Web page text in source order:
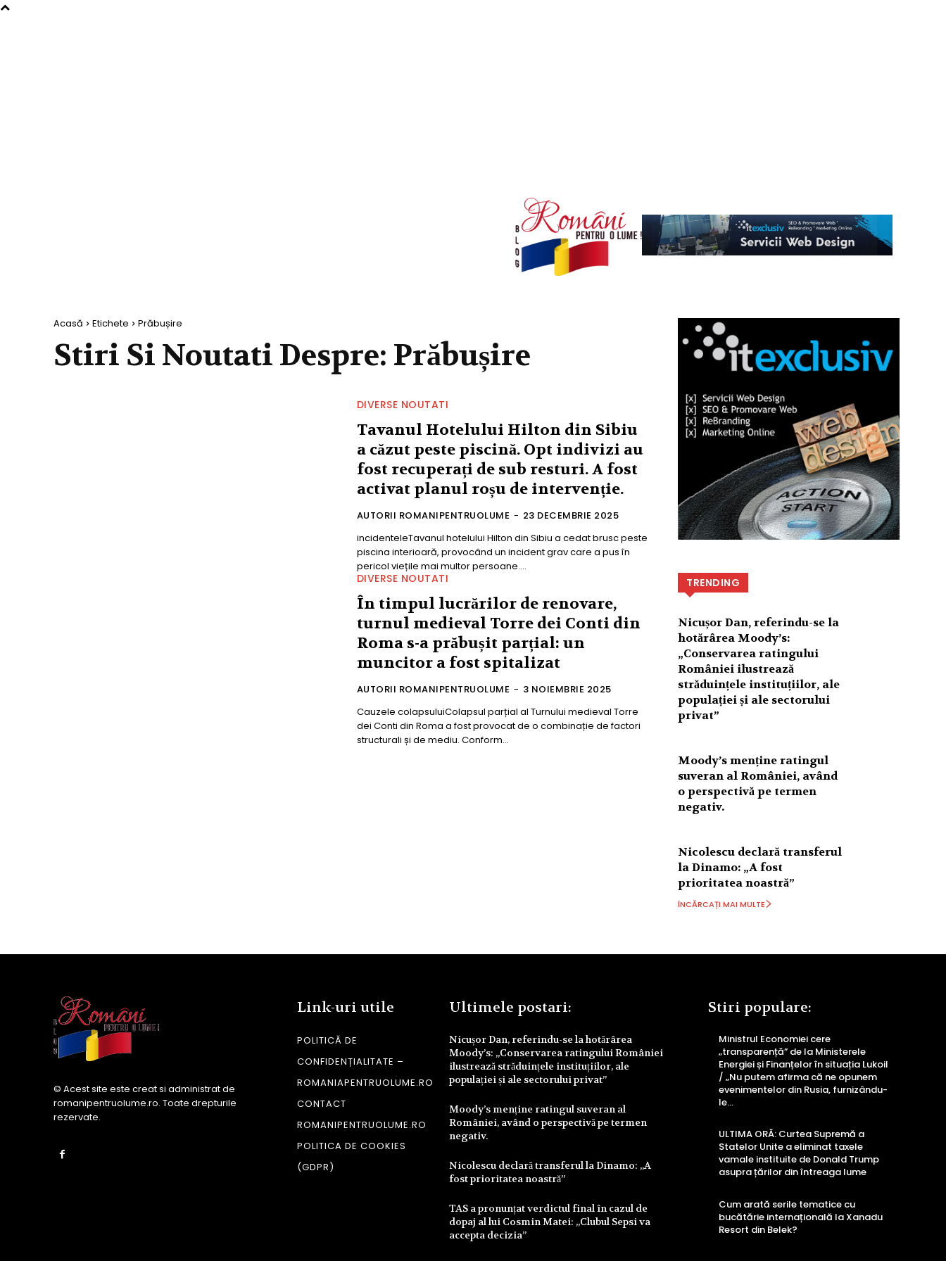
Acasă Etichete Prăbușire
Stiri Si Noutati Despre: Prăbușire
DIVERSE NOUTATI
Tavanul Hotelului Hilton din Sibiu
a căzut peste piscină. Opt indivizi au
fost recuperați de sub resturi. A fost
activat planul roșu de intervenție.
AUTORII ROMANIPENTRUOLUME - 23 DECEMBRIE 2025
incidenteleTavanul hotelului Hilton din Sibiu a cedat brusc peste
piscina interioară, provocând un incident grav care a pus în
pericol viețile mai multor persoane....
DIVERSE NOUTATI
În timpul lucrărilor de renovare,
turnul medieval Torre dei Conti din
Roma s-a prăbușit parțial: un
muncitor a fost spitalizat
AUTORII ROMANIPENTRUOLUME - 3 NOIEMBRIE 2025
Cauzele colapsuluiColapsul parțial al Turnului medieval Torre
dei Conti din Roma a fost provocat de o combinație de factori
structurali și de mediu. Conform...
TRENDING
Nicușor Dan, referindu-se la
hotărârea Moody’s:
„Conservarea ratingului
României ilustrează
străduințele instituțiilor, ale
populației și ale sectorului
privat”
Moody’s menține ratingul
suveran al României, având
o perspectivă pe termen
negativ.
Nicolescu declară transferul
la Dinamo: „A fost
prioritatea noastră”
ÎNCĂRCAȚI MAI MULTE
© Acest site este creat si administrat de
romanipentruolume.ro. Toate drepturile
rezervate.
Link-uri utile
POLITICĂ DE
CONFIDENȚIALITATE –
ROMANIAPENTRUOLUME.RO
CONTACT
ROMANIPENTRUOLUME.RO
POLITICA DE COOKIES
(GDPR)
Ultimele postari:
Nicușor Dan, referindu-se la hotărârea
Moody’s: „Conservarea ratingului României
ilustrează străduințele instituțiilor, ale
populației și ale sectorului privat”
Moody’s menține ratingul suveran al
României, având o perspectivă pe termen
negativ.
Nicolescu declară transferul la Dinamo: „A
fost prioritatea noastră”
TAS a pronunțat verdictul final în cazul de
dopaj al lui Cosmin Matei: „Clubul Sepsi va
accepta decizia”
Stiri populare:
Ministrul Economiei cere
„transparență” de la Ministerele
Energiei și Finanțelor în situația Lukoil
/ „Nu putem afirma că ne opunem
evenimentelor din Rusia, furnizându-
le...
ULTIMA ORĂ: Curtea Supremă a
Statelor Unite a eliminat taxele
vamale instituite de Donald Trump
asupra țărilor din întreaga lume
Cum arată serile tematice cu
bucătărie internațională la Xanadu
Resort din Belek?